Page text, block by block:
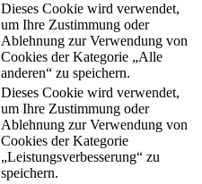
Dieses Cookie wird verwendet,
um Ihre Zustimmung oder
Ablehnung zur Verwendung von
Cookies der Kategorie „Alle
anderen“ zu speichern.
Dieses Cookie wird verwendet,
um Ihre Zustimmung oder
Ablehnung zur Verwendung von
Cookies der Kategorie
„Leistungsverbesserung“ zu
speichern.